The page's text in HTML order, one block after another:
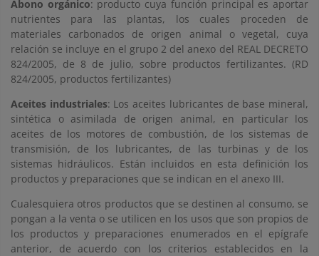
Abono orgánico: producto cuya función principal es aportar
nutrientes para las plantas, los cuales proceden de
materiales carbonados de origen animal o vegetal, cuya
relación se incluye en el grupo 2 del anexo del REAL DECRETO
824/2005, de 8 de julio, sobre productos fertilizantes. (RD
824/2005, productos fertilizantes)
Aceites industriales: Los aceites lubricantes de base mineral,
sintética o asimilada de origen animal, en particular los
aceites de los motores de combustión, de los sistemas de
transmisión, de los lubricantes, de las turbinas y de los
sistemas hidráulicos. Están incluidos en esta definición los
productos y preparaciones que se indican en el anexo III.
Cualesquiera otros productos que se destinen al consumo, se
pongan a la venta o se utilicen en los usos que son propios de
los productos y preparaciones enumerados en el epígrafe
anterior, de acuerdo con los criterios establecidos en la